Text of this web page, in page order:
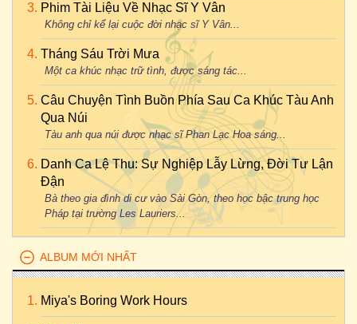
Phim Tài Liệu Về Nhạc Sĩ Y Vân
Không chỉ kể lại cuộc đời nhạc sĩ Y Vân...
Tháng Sáu Trời Mưa
Một ca khúc nhạc trữ tình, được sáng tác...
Câu Chuyện Tình Buồn Phía Sau Ca Khúc Tàu Anh
Qua Núi
Tàu anh qua núi được nhạc sĩ Phan Lạc Hoa sáng...
Danh Ca Lệ Thu: Sự Nghiệp Lẫy Lừng, Đời Tư Lận
Đận
Bà theo gia đình di cư vào Sài Gòn, theo học bậc trung học
Pháp tại trường Les Lauriers...
ALBUM MỚI NHẤT
Miya's Boring Work Hours